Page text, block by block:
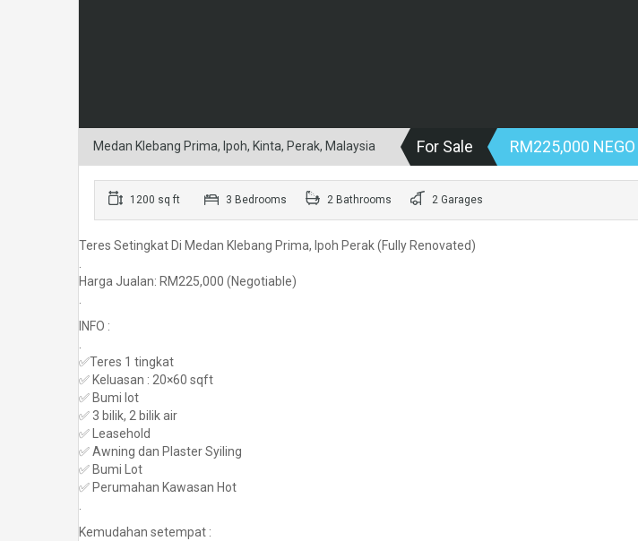
Medan Klebang Prima, Ipoh, Kinta, Perak, Malaysia For Sale RM225,000 NEGO
1200 sq ft 3 Bedrooms 2 Bathrooms 2 Garages
Teres Setingkat Di Medan Klebang Prima, Ipoh Perak (Fully Renovated)
.
Harga Jualan: RM225,000 (Negotiable)
.
INFO :
.
✅Teres 1 tingkat
✅ Keluasan : 20×60 sqft
✅ Bumi lot
✅ 3 bilik, 2 bilik air
✅ Leasehold
✅ Awning dan Plaster Syiling
✅ Bumi Lot
✅ Perumahan Kawasan Hot
.
Kemudahan setempat :